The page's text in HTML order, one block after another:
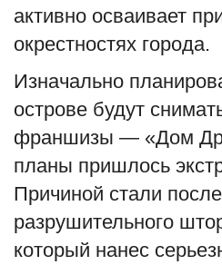
активно осваивает
окрестностях города.
Изначально
острове будут
франшизы — «Дом
планы пришлось
Причиной стали
разрушительного
который нанес